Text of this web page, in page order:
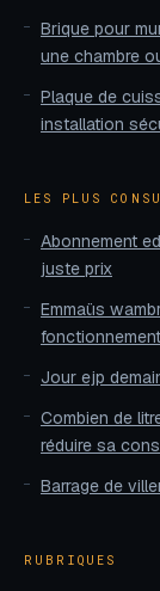
Brique pour
une chambre
Plaque de
installation
LES PLUS
Abonnement
juste prix
Emmaüs
fonctionnement
Jour ejp
Combien de
réduire sa
Barrage de
RUBRIQUES